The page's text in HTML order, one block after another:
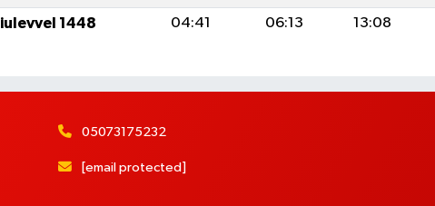
1448 04:41 06:13 13:08
05073175232
[email protected]